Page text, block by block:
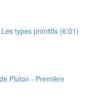
types primitifs (6:01)
Pluton - Première